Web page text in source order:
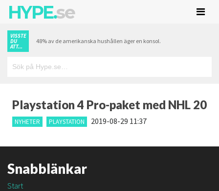
HYPE.se
VISSTE
DU
ATT...
48% av de amerikanska hushållen äger en konsol.
Playstation 4 Pro-paket med NHL 20
NYHETER PLAYSTATION 2019-08-29 11:37
Snabblänkar
Start